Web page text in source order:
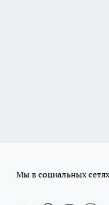
Мы в социальных сетях